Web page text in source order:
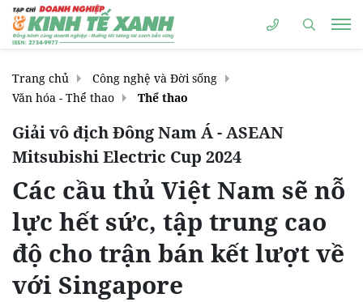
Trang chủ
Công nghệ và Đời sống
Văn hóa - Thể thao
Thể thao
Giải vô địch Đông Nam Á - ASEAN
Mitsubishi Electric Cup 2024
Các cầu thủ Việt Nam sẽ nỗ
lực hết sức, tập trung cao
độ cho trận bán kết lượt về
với Singapore